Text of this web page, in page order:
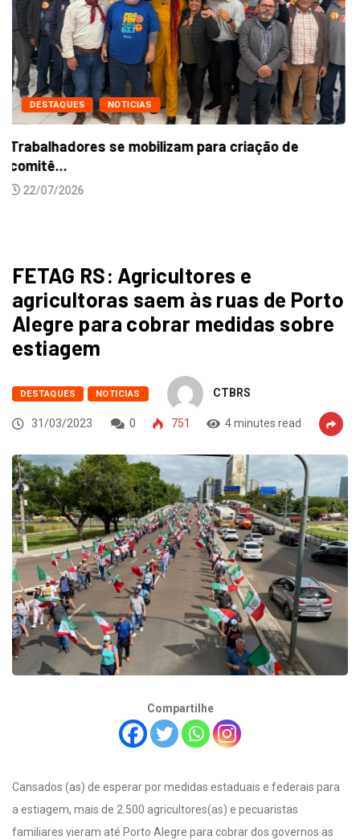
DESTAQUES NOTICIAS
Trabalhadores se mobilizam para criação de
comitê...
22/07/2026
FETAG RS: Agricultores e
agricultoras saem às ruas de Porto
Alegre para cobrar medidas sobre
estiagem
DESTAQUES NOTICIAS CTBRS
31/03/2023 0 751 4 minutes read
Compartilhe
Cansados (as) de esperar por medidas estaduais e federais para
a estiagem, mais de 2.500 agricultores(as) e pecuaristas
familiares vieram até Porto Alegre para cobrar dos governos as